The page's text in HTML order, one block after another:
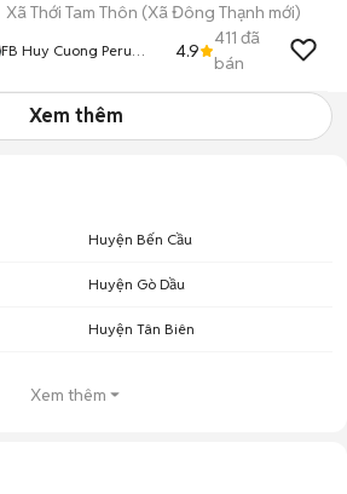
Xã Thới Tam Thôn (Xã Đông Thạnh mới)
FB Huy Cuong Peru
4.9
411 đã
bán
Xem thêm
Huyện Bến Cầu
Huyện Gò Dầu
Huyện Tân Biên
Xem thêm